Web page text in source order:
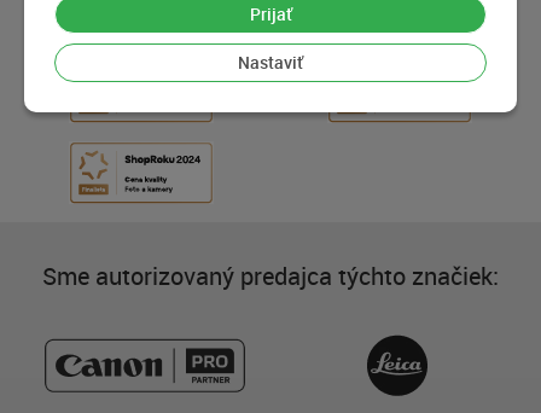
Prijať
Nastaviť
Sme autorizovaný predajca týchto značiek: